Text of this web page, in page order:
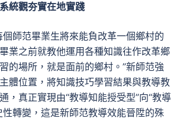
統觀夯實在地實踐
個師范畢業生將來能負改革一個鄉村的
業之前就教他運用各種知識往作改革鄉
的場所，就是面前的鄉村。”新師范強
體位置，將知識技巧學習結果與教導教
，真正實現由“教導知能授受型”向“教導
性轉變，這是新師范教導效能晉陞的殊